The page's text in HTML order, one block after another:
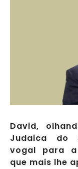
David,
Judaica do
vogal para a
que mais lhe